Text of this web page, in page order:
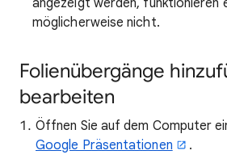
angezeigt werden, funktionieren
möglicherweise nicht.
Folienübergänge
bearbeiten
Öffnen Sie auf dem Computer
Google Präsentationen
.